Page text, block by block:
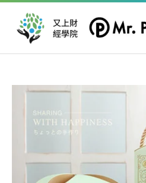
要
又上財
經學院
BergWu